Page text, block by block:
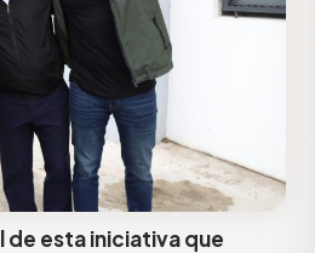
esta iniciativa que